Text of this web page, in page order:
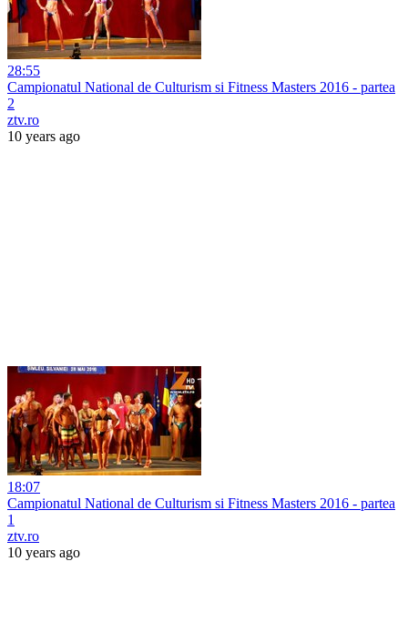
28:55
Campionatul National de Culturism si Fitness Masters 2016 - partea
2
ztv.ro
10 years ago
18:07
Campionatul National de Culturism si Fitness Masters 2016 - partea
1
ztv.ro
10 years ago